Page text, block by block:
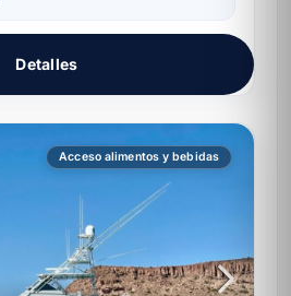
Detalles
Acceso alimentos y bebidas